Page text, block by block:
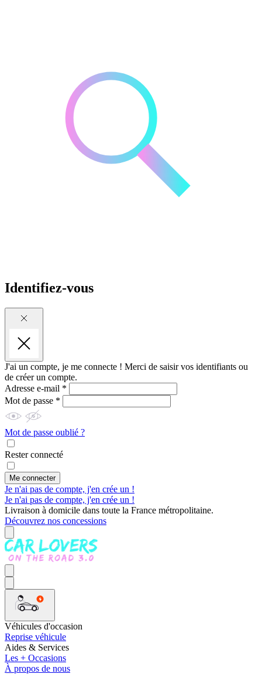
Identifiez-vous
J'ai un compte, je me connecte ! Merci de saisir vos identifiants ou
de créer un compte.
Adresse e-mail *
Mot de passe *
Mot de passe oublié ?
Rester connecté
Me connecter
Je n'ai pas de compte, j'en crée un !
Je n'ai pas de compte, j'en crée un !
Livraison à domicile dans toute la France métropolitaine.
Découvrez nos concessions
Véhicules d'occasion
Reprise véhicule
Aides & Services
Les + Occasions
À propos de nous